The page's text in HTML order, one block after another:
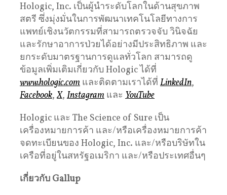
Hologic, Inc. เป็นผู้นำระดับโลกในด้านสุขภาพ
สตรี ซึ่งมุ่งมั่นในการพัฒนาเทคโนโลยีทางการ
แพทย์เชิงนวัตกรรมที่สามารถตรวจจับ วินิจฉัย
และรักษาอาการป่วยได้อย่างมีประสิทธิภาพ และ
ยกระดับมาตรฐานการดูแลทั่วโลก สามารถดู
ข้อมูลเพิ่มเติมเกี่ยวกับ Hologic ได้ที่
www.hologic.com และติดตามเราได้ที่ LinkedIn,
Facebook, X, Instagram และ YouTube
Hologic และ The Science of Sure เป็น
เครื่องหมายการค้า และ/หรือเครื่องหมายการค้า
จดทะเบียนของ Hologic, Inc. และ/หรือบริษัทใน
เครือที่อยู่ในสหรัฐอเมริกา และ/หรือประเทศอื่นๆ
เกี่ยวกับ Gallup